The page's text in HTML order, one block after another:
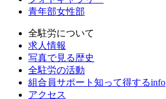
青年部女性部
全駐労について
求人情報
写真で見る歴史
全駐労の活動
組合員サポート知って得するinfo
アクセス